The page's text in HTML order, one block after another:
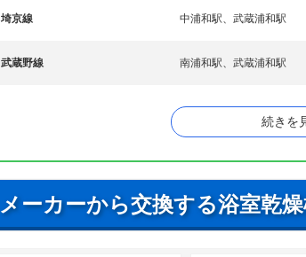
埼京線 中浦和駅、武蔵浦和駅
武蔵野線 南浦和駅、武蔵浦和駅
続きを
メーカーから交換する浴室乾